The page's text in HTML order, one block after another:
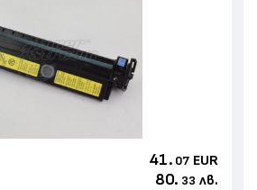
41. 07 EUR
80. 33 лв.